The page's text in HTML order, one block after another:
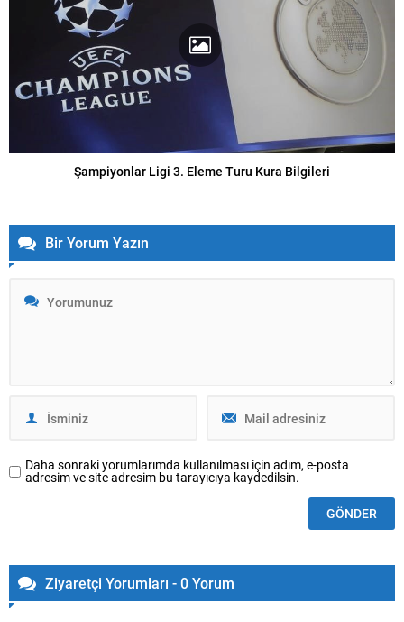
Şampiyonlar Ligi 3. Eleme Turu Kura Bilgileri
Bir Yorum Yazın
Daha sonraki yorumlarımda kullanılması için adım, e-posta
adresim ve site adresim bu tarayıcıya kaydedilsin.
Ziyaretçi Yorumları - 0 Yorum